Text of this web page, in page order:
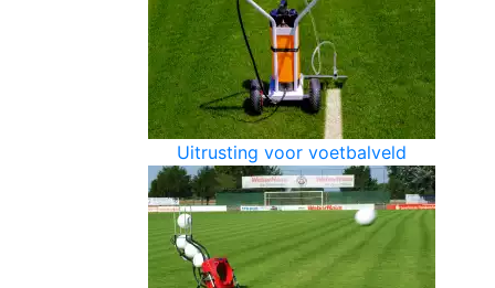
Uitrusting voor voetbalveld